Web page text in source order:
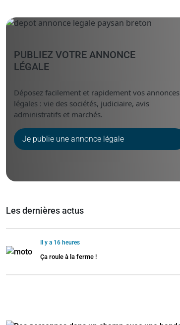
PUBLIEZ VOTRE ANNONCE
LÉGALE
Déposez facilement et rapidement vos annonces
légales : vie des sociétés, judiciaire, avis
administratifs et marchés.
Je publie une annonce légale
Les dernières actus
Il y a 16 heures
Ça roule à la ferme !